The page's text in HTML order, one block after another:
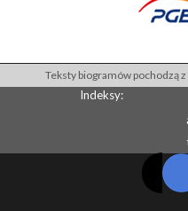
Teksty biogramów pochodzą
Indeksy: